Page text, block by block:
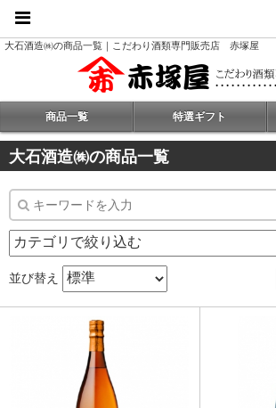
大石酒造㈱の商品一覧｜こだわり酒類専門販売店 赤塚屋
商品一覧 特選ギフト
大石酒造㈱の商品一覧
並び替え